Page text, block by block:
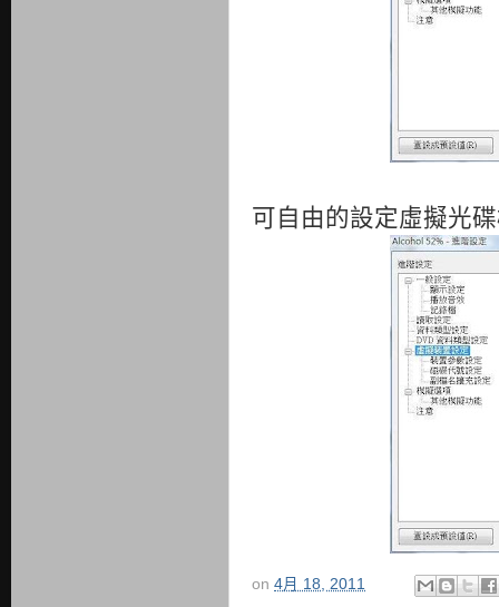
可自由的設定虛擬光
on 4月 18, 2011